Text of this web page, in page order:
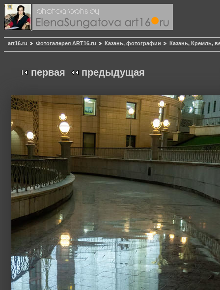
art16.ru Фотогалерея ART16.ru Казань, фотографии Казань, Кремль,
первая предыдущая